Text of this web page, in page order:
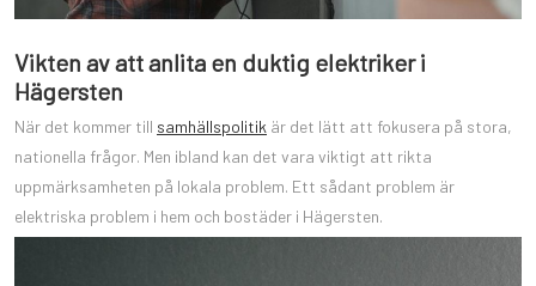
Vikten av att anlita en duktig elektriker i
Hägersten
När det kommer till samhällspolitik är det lätt att fokusera på stora,
nationella frågor. Men ibland kan det vara viktigt att rikta
uppmärksamheten på lokala problem. Ett sådant problem är
elektriska problem i hem och bostäder i Hägersten.